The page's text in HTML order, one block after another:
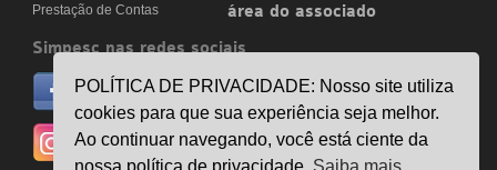
Prestação de Contas
área do associado
Simpesc nas redes sociais
no facebook
/simpesc
no instagram
@simpescplasticos
POLÍTICA DE PRIVACIDADE: Nosso site utiliza
cookies para que sua experiência seja melhor.
Ao continuar navegando, você está ciente da
nossa política de privacidade. Saiba mais